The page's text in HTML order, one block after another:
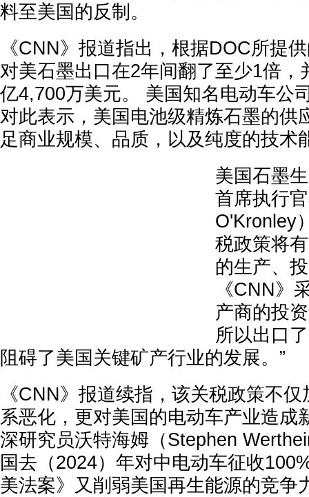
料至美国的反制。
《CNN》报道指出，根据DOC所提
对美石墨出口在2年间翻了至少1倍，
亿4,700万美元。 美国知名电动车公
对此表示，美国电池级精炼石墨的供
足商业规模、品质，以及纯度的技术
美国石墨
首席执行
O'Kronley
税政策将
的生产、
《CNN》
产商的投
所以出口
阻碍了美国关键矿产行业的发展。”
《CNN》报道续指，该关税政策不
系恶化，更对美国的电动车产业造成
深研究员沃特海姆（Stephen
国去（2024）年对中电动车征收
美法案》又削弱美国再生能源的竞争